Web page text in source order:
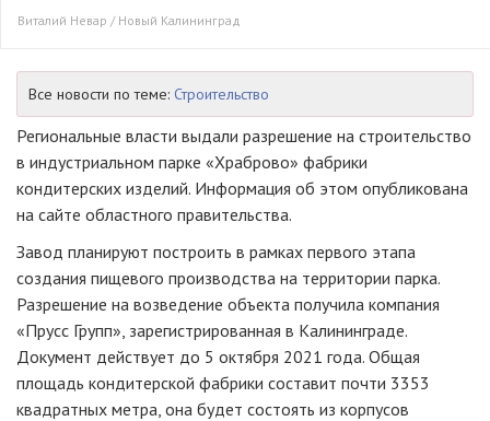
Виталий Невар / Новый Калининград
Все новости по теме: Строительство
Региональные власти выдали разрешение на строительство
в индустриальном парке «Храброво» фабрики
кондитерских изделий. Информация об этом опубликована
на сайте областного правительства.
Завод планируют построить в рамках первого этапа
создания пищевого производства на территории парка.
Разрешение на возведение объекта получила компания
«Прусс Групп», зарегистрированная в Калининграде.
Документ действует до 5 октября 2021 года. Общая
площадь кондитерской фабрики составит почти 3353
квадратных метра, она будет состоять из корпусов